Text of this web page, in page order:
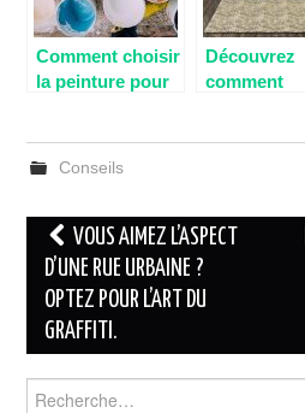
Comment choisir
la peinture pour
Découvrez
comment
Conseils
Navigation
des
articles
VOUS AIMEZ L’ASPECT
D’UNE RUE URBAINE ?
OPTEZ POUR L’ART DU
GRAFFITI.